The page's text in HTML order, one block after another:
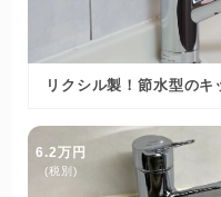
リクシル製！節水型の
6.2万円
(税別)